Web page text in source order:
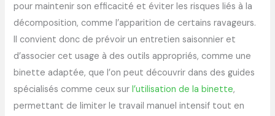
pour maintenir son efficacité et éviter les risques liés à la
décomposition, comme l’apparition de certains ravageurs.
Il convient donc de prévoir un entretien saisonnier et
d’associer cet usage à des outils appropriés, comme une
binette adaptée, que l’on peut découvrir dans des guides
spécialisés comme ceux surl’utilisation de la binette,
permettant de limiter le travail manuel intensif tout en